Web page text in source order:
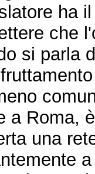
ha
che
si parla
a Roma,
una